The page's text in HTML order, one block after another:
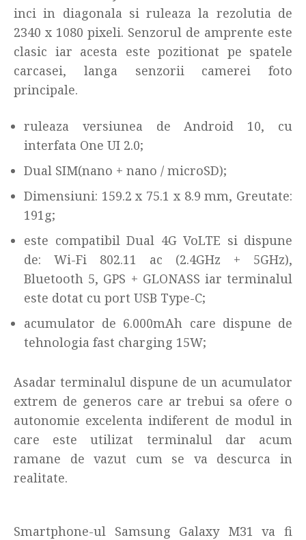
inci in diagonala si ruleaza la rezolutia de
2340 x 1080 pixeli. Senzorul de amprente este
clasic iar acesta este pozitionat pe spatele
carcasei, langa senzorii camerei foto
principale.
ruleaza versiunea de Android 10, cu
interfata One UI 2.0;
Dual SIM(nano + nano / microSD);
Dimensiuni: 159.2 x 75.1 x 8.9 mm, Greutate:
191g;
este compatibil Dual 4G VoLTE si dispune
de: Wi-Fi 802.11 ac (2.4GHz + 5GHz),
Bluetooth 5, GPS + GLONASS iar terminalul
este dotat cu port USB Type-C;
acumulator de 6.000mAh care dispune de
tehnologia fast charging 15W;
Asadar terminalul dispune de un acumulator
extrem de generos care ar trebui sa ofere o
autonomie excelenta indiferent de modul in
care este utilizat terminalul dar acum
ramane de vazut cum se va descurca in
realitate.
Smartphone-ul Samsung Galaxy M31 va fi